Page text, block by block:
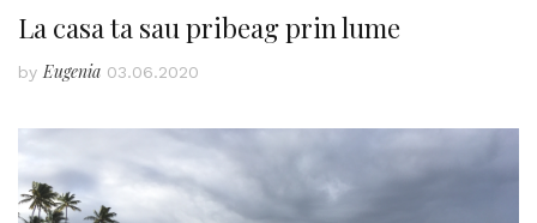
La casa ta sau pribeag prin lume
by Eugenia 03.06.2020